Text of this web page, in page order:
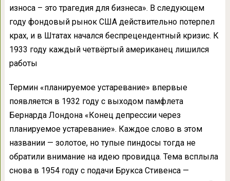
износа – это трагедия для бизнеса». В следующем
году фондовый рынок США действительно потерпел
крах, и в Штатах начался беспрецендентный кризис. К
1933 году каждый четвёртый американец лишился
работы
Термин «планируемое устаревание» впервые
появляется в 1932 году с выходом памфлета
Бернарда Лондона «Конец депрессии через
планируемое устаревание». Каждое слово в этом
названии — золотое, но тупые пиндосы тогда не
обратили внимание на идею провидца. Тема всплыла
снова в 1954 году с подачи Брукса Стивенса —